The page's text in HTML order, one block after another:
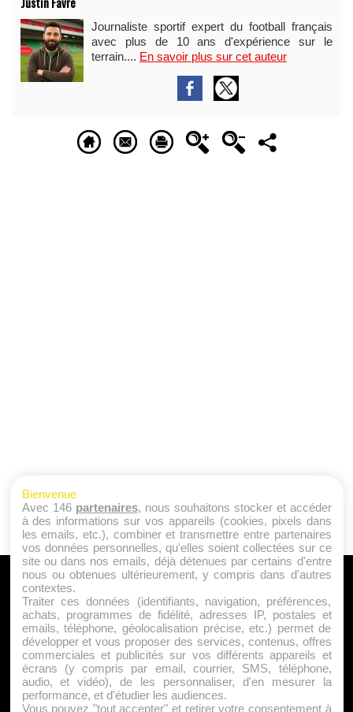
Journaliste sportif expert du football français
avec plus de 10 ans d'expérience sur le
terrain.... En savoir plus sur cet auteur
A PROPOS
Qui sommes nous ?
Mentions Légales
Publicité
Politique de Cookies
Contact
Bienvenue
Avec 146 partenaires, nous souhaitons stocker et accéder
à des informations sur vos appareils (cookies, pixels dans
les emails, etc.), combiner et transmettre entre partenaires
vos données personnelles, qu'elles soient collectées sur ce
site ou dans nos emails, déjà détenues par certains d'entre
nous ou obtenues ultérieurement, y compris dans d'autres
contextes.
Traiter ces données (identifiants, navigation, préférences,
achats, programmes de fidélité, adresses IP, postales et
emails, téléphone, géolocalisation précise, etc.) permet de
développer et vous proposer des services, contenus, offres
commerciales et publicités sur vos différents appareils et
écrans (y compris par email, courrier, SMS, téléphone,
audio, et vidéo), de les personnaliser, d'en mesurer la
performance, et d'étudier les audiences.
Vous pouvez "tout accepter" et retirer votre consentement à